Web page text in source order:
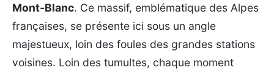
Mont-Blanc. Ce massif, emblématique des Alpes
françaises, se présente ici sous un angle
majestueux, loin des foules des grandes stations
voisines. Loin des tumultes, chaque moment